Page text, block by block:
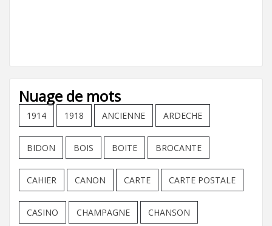
Nuage de mots
1914 1918 ANCIENNE ARDECHE
BIDON BOIS BOITE BROCANTE
CAHIER CANON CARTE CARTE POSTALE
CASINO CHAMPAGNE CHANSON